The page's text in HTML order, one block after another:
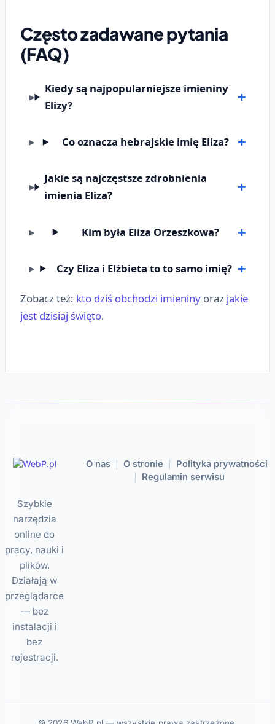
Często zadawane pytania
(FAQ)
Kiedy są najpopularniejsze imieniny
Elizy?
Co oznacza hebrajskie imię Eliza?
Jakie są najczęstsze zdrobnienia
imienia Eliza?
Kim była Eliza Orzeszkowa?
Czy Eliza i Elżbieta to to samo imię?
Zobacz też: kto dziś obchodzi imieniny oraz jakie
jest dzisiaj święto.
Szybkie
narzędzia
online do
pracy, nauki i
plików.
Działają w
przeglądarce
— bez
instalacji i
bez
rejestracji.
O nas O stronie Polityka prywatności
Regulamin serwisu